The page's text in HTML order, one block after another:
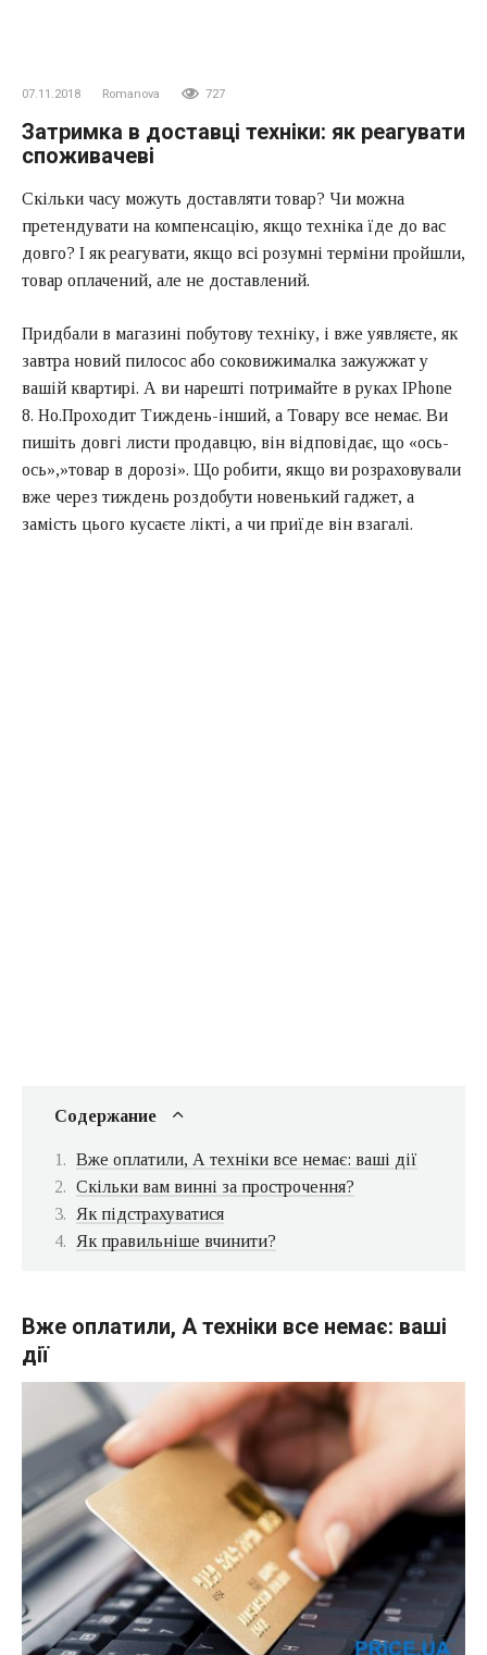
07.11.2018 Romanova 727
Затримка в доставці техніки: як реагувати
споживачеві
Скільки часу можуть доставляти товар? Чи можна
претендувати на компенсацію, якщо техніка їде до вас
довго? І як реагувати, якщо всі розумні терміни пройшли,
товар оплачений, але не доставлений.
Придбали в магазині побутову техніку, і вже уявляєте, як
завтра новий пилосос або соковижималка зажужжат у
вашій квартирі. А ви нарешті потримайте в руках IPhone
8. Но.Проходит Тиждень-інший, а Товару все немає. Ви
пишіть довгі листи продавцю, він відповідає, що «ось-
ось»,»товар в дорозі». Що робити, якщо ви розраховували
вже через тиждень роздобути новенький гаджет, а
замість цього кусаєте лікті, а чи приїде він взагалі.
Содержание
Вже оплатили, А техніки все немає: ваші дії
Скільки вам винні за прострочення?
Як підстрахуватися
Як правильніше вчинити?
Вже оплатили, А техніки все немає: ваші
дії